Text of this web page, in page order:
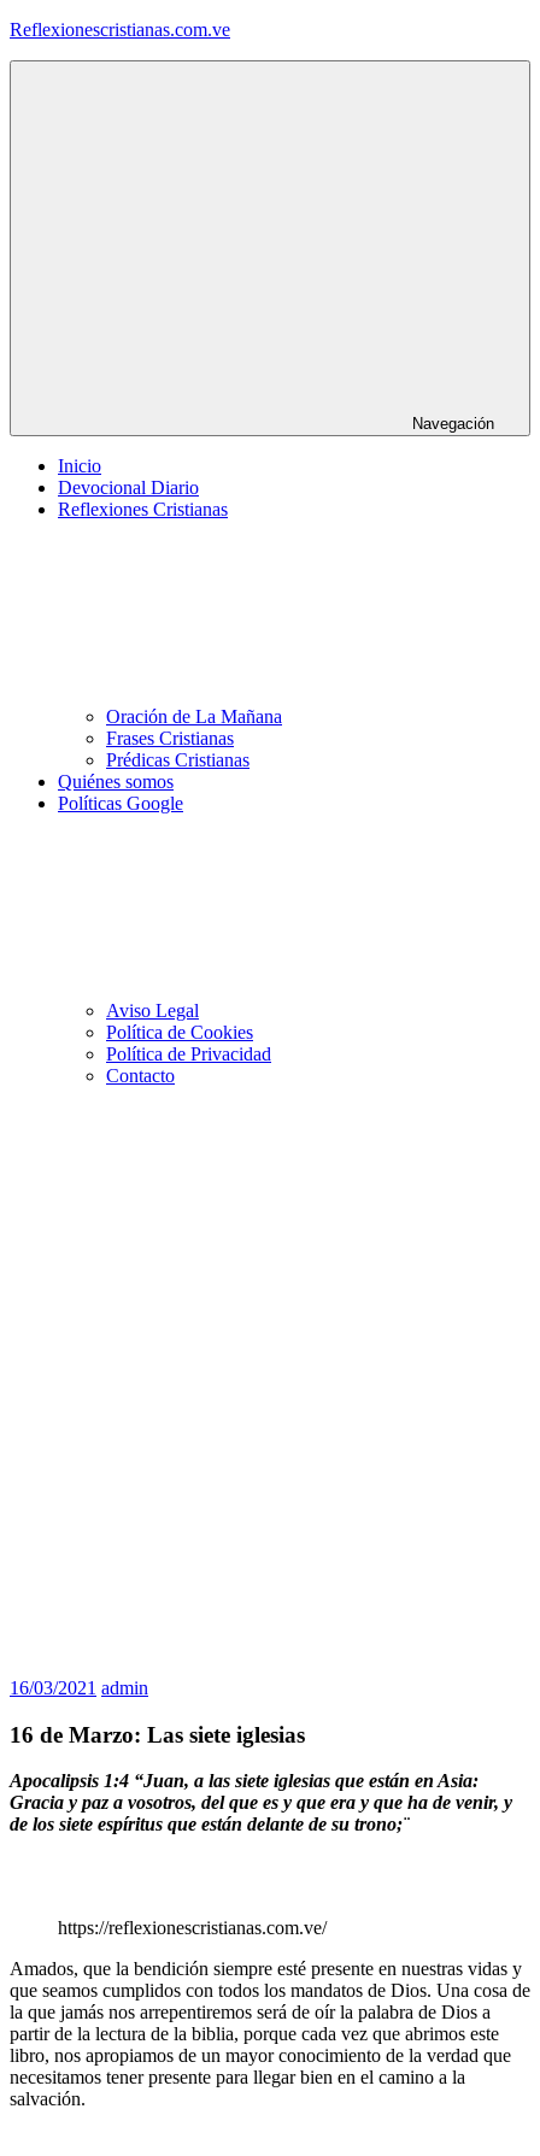
Saltar
Reflexionescristianas.com.ve
Navegación
Inicio
Devocional Diario
Reflexiones Cristianas
Oración de La Mañana
Frases Cristianas
Prédicas Cristianas
Quiénes somos
Políticas Google
Aviso Legal
Política de Cookies
Política de Privacidad
Contacto
16/03/2021 admin
16 de Marzo: Las siete iglesias
Apocalipsis 1:4 “Juan, a las siete iglesias que están en Asia:
Gracia y paz a vosotros, del que es y que era y que ha de venir, y
de los siete espíritus que están delante de su trono;¨
https://reflexionescristianas.com.ve/
Amados, que la bendición siempre esté presente en nuestras vidas y
que seamos cumplidos con todos los mandatos de Dios. Una cosa de
la que jamás nos arrepentiremos será de oír la palabra de Dios a
partir de la lectura de la biblia, porque cada vez que abrimos este
libro, nos apropiamos de un mayor conocimiento de la verdad que
necesitamos tener presente para llegar bien en el camino a la
salvación.